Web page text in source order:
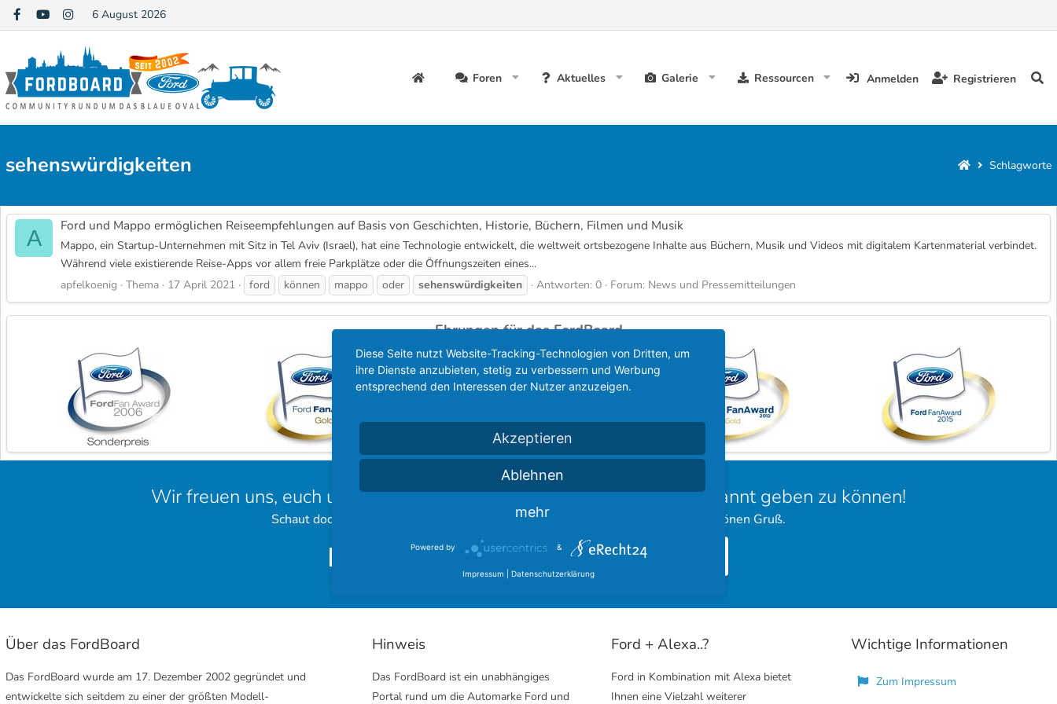
6 August 2026
Foren Aktuelles Galerie Ressourcen Anmelden Registrieren
sehenswürdigkeiten Schlagworte
A Ford und Mappo ermöglichen Reiseempfehlungen auf Basis von Geschichten, Historie, Büchern, Filmen und Musik
Mappo, ein Startup-Unternehmen mit Sitz in Tel Aviv (Israel), hat eine Technologie entwickelt, die weltweit ortsbezogene Inhalte aus Büchern, Musik und Videos mit digitalem Kartenmaterial verbindet.
Während viele existierende Reise-Apps vor allem freie Parkplätze oder die Öffnungszeiten eines...
apfelkoenig
Thema 17 April 2021 ford können mappo oder sehenswürdigkeiten Antworten: 0 Forum: News und Pressemitteilungen
Ehrungen für das FordBoard
Wir freuen uns, euch unsere langjährigen Partner des FordBoard bekannt geben zu können!
Schaut doch einmal bei unseren Kooperationen vorbei und hinterlasst einen schönen Gruß.
Ford Community Ford Cougar Forum
Über das FordBoard
Das FordBoard wurde am 17. Dezember 2002 gegründet und
entwickelte sich seitdem zu einer der größten Modell-
Hinweis
Das FordBoard ist ein unabhängiges
Portal rund um die Automarke Ford und
Ford + Alexa..?
Ford in Kombination mit Alexa bietet
Ihnen eine Vielzahl weiterer
Wichtige Informationen
Zum Impressum
Diese Seite nutzt Website-Tracking-Technologien von Dritten, um
ihre Dienste anzubieten, stetig zu verbessern und Werbung
entsprechend den Interessen der Nutzer anzuzeigen.
Akzeptieren
Ablehnen
mehr
Powered by &
Impressum Datenschutzerklärung